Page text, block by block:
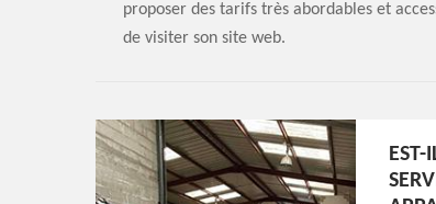
proposer des tarifs très abordables et
de visiter son site web.
EST-